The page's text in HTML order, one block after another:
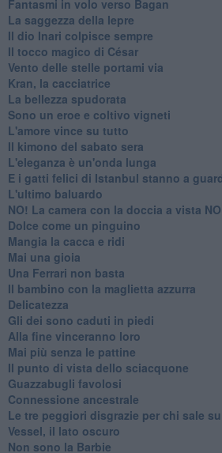
Fantasmi in volo verso Bagan
La saggezza della lepre
Il dio Inari colpisce sempre
Il tocco magico di César
Vento delle stelle portami via
Kran, la cacciatrice
La bellezza spudorata
Sono un eroe e coltivo vigneti
L'amore vince su tutto
Il kimono del sabato sera
L'eleganza è un'onda lunga
E i gatti felici di Istanbul stanno a
L'ultimo baluardo
NO! La camera con la doccia a vista
Dolce come un pinguino
Mangia la cacca e ridi
Mai una gioia
Una Ferrari non basta
Il bambino con la maglietta azzurra
Delicatezza
Gli dei sono caduti in piedi
Alla fine vinceranno loro
Mai più senza le pattine
Il punto di vista dello sciacquone
Guazzabugli favolosi
Connessione ancestrale
Le tre peggiori disgrazie per chi sale
Vessel, il lato oscuro
Non sono la Barbie